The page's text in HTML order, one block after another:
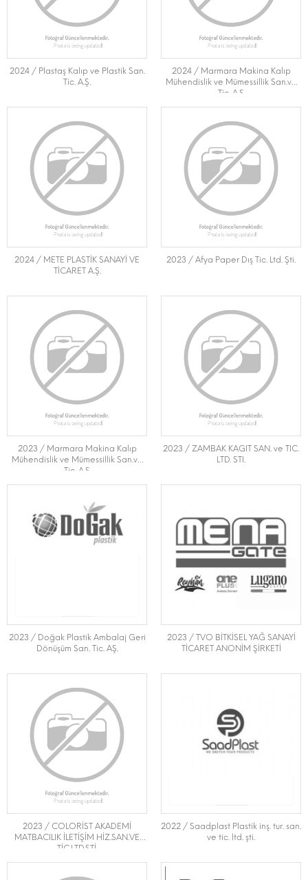
2024 / Plastaş Kalıp ve Plastik San.
Tic. A.Ş.
2024 / Marmara Makina Kalıp
Mühendislik ve Mümessillik San.ve
Tic. A.Ş
2024 / METE PLASTİK SANAYİ VE
TİCARET A.Ş.
2023 / Afya Paper Dış Tic. Ltd. Şti.
2023 / Marmara Makina Kalıp
Mühendislik ve Mümessillik San.ve
Tic. A.Ş
2023 / ZAMBAK KAGIT SAN. ve TIC.
LTD. STI.
2023 / Doğak Plastik Ambalaj Geri
Dönüşüm San. Tic. AŞ.
2023 / TVO BİTKİSEL YAĞ SANAYİ
TİCARET ANONİM ŞİRKETİ
2023 / COLORİST AKADEMİ
MATBACILIK İLETİŞİM HİZ.SAN.VE
TİC.LTD.ŞTİ.
2022 / Saadplast Plastik inş. tur. san.
ve tic. ltd. şti.